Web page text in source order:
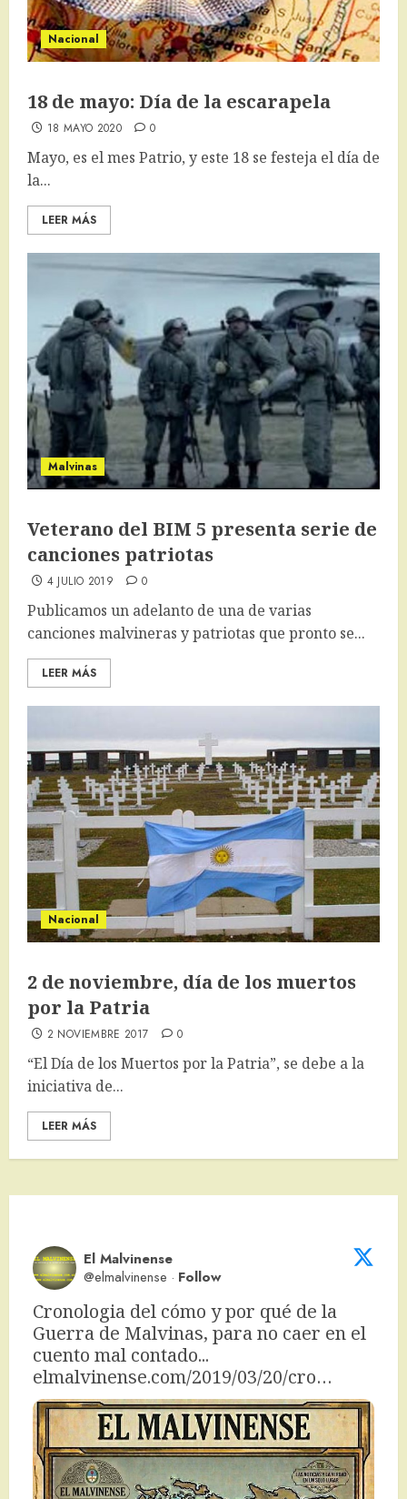
Nacional
18 de mayo: Día de la escarapela
18 MAYO 2020 0
Mayo, es el mes Patrio, y este 18 se festeja el día de
la...
LEER MÁS
Malvinas
Veterano del BIM 5 presenta serie de
canciones patriotas
4 JULIO 2019 0
Publicamos un adelanto de una de varias
canciones malvineras y patriotas que pronto se...
LEER MÁS
Nacional
2 de noviembre, día de los muertos
por la Patria
2 NOVIEMBRE 2017 0
​“El Día de los Muertos por la Patria”, se debe a la
iniciativa de...
LEER MÁS
El Malvinense
@elmalvinense · Follow
Cronologia del cómo y por qué de la
Guerra de Malvinas, para no caer en el
elmalvinense.com/2019/03/20/cro…